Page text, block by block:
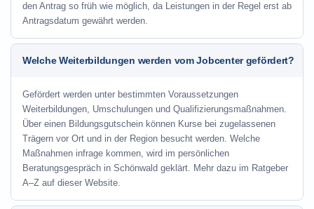
den Antrag so früh wie möglich, da Leistungen in der Regel erst ab
Antragsdatum gewährt werden.
Welche Weiterbildungen werden vom Jobcenter gefördert?
Gefördert werden unter bestimmten Voraussetzungen
Weiterbildungen, Umschulungen und Qualifizierungsmaßnahmen.
Über einen Bildungsgutschein können Kurse bei zugelassenen
Trägern vor Ort und in der Region besucht werden. Welche
Maßnahmen infrage kommen, wird im persönlichen
Beratungsgespräch in Schönwald geklärt. Mehr dazu im Ratgeber
A–Z auf dieser Website.